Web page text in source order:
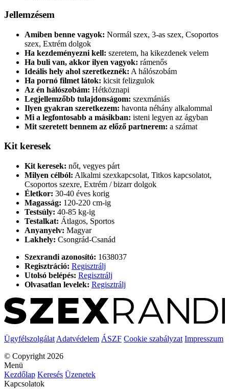
Jellemzésem
Amiben benne vagyok: Normál szex, 3-as szex, Csoportos
szex, Extrém dolgok
Ha kezdeményezni kell: szeretem, ha kikezdenek velem
Ha buli van, akkor ilyen vagyok: rámenős
Ideális hely ahol szeretkeznék: A hálószobám
Ha pornó filmet látok: kicsit felizgulok
Az én hálószobám: Hétköznapi
Legjellemzőbb tulajdonságom: szexmániás
Ilyen gyakran szeretkezem: havonta néhány alkalommal
Mi a legfontosabb a másikban: isteni legyen az ágyban
Mit szeretett bennem az előző partnerem: a számat
Kit keresek
Kit keresek: nőt, vegyes párt
Milyen célból: Alkalmi szexkapcsolat, Titkos kapcsolatot,
Csoportos szexre, Extrém / bizarr dolgok
Életkor: 30-40 éves korig
Magasság: 120-220 cm-ig
Testsúly: 40-85 kg-ig
Testalkat: Átlagos, Sportos
Anyanyelv: Magyar
Lakhely: Csongrád-Csanád
Szexrandi azonosító: 1638037
Regisztráció: Regisztrálj
Utolsó belépés: Regisztrálj
Olvasatlan levelek: Regisztrálj
Ügyfélszolgálat Adatvédelem ÁSZF Cookie szabályzat Impresszum
© Copyright 2026
Menü
Kezdőlap Keresés Üzenetek
Kapcsolatok